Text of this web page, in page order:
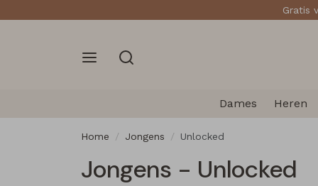
Gratis
Dames Heren
Home Jongens Unlocked
Jongens - Unlocked